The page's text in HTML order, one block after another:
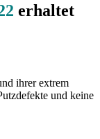
erhaltet
ihrer extrem
und keine